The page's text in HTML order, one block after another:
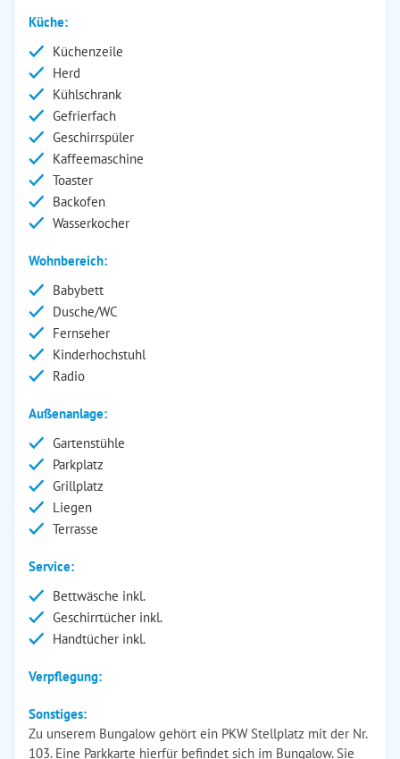
Küche:
Küchenzeile
Herd
Kühlschrank
Gefrierfach
Geschirrspüler
Kaffeemaschine
Toaster
Backofen
Wasserkocher
Wohnbereich:
Babybett
Dusche/WC
Fernseher
Kinderhochstuhl
Radio
Außenanlage:
Gartenstühle
Parkplatz
Grillplatz
Liegen
Terrasse
Service:
Bettwäsche inkl.
Geschirrtücher inkl.
Handtücher inkl.
Verpflegung:
Sonstiges:
Zu unserem Bungalow gehört ein PKW Stellplatz mit der Nr.
103. Eine Parkkarte hierfür befindet sich im Bungalow. Sie